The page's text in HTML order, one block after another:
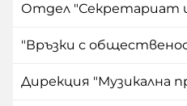
Отдел "Секретариат
"Връзки с
Дирекция "Музикална